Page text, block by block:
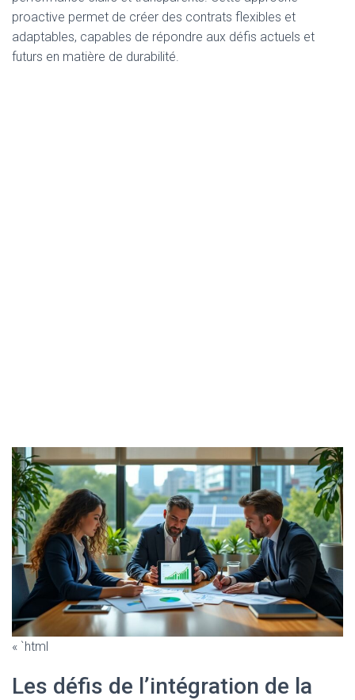
proactive permet de créer des contrats flexibles et
adaptables, capables de répondre aux défis actuels et
futurs en matière de durabilité.
« `html
Les défis de l’intégration de la